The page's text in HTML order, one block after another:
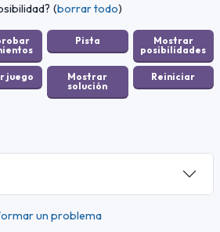
(borrar todo)
un problema